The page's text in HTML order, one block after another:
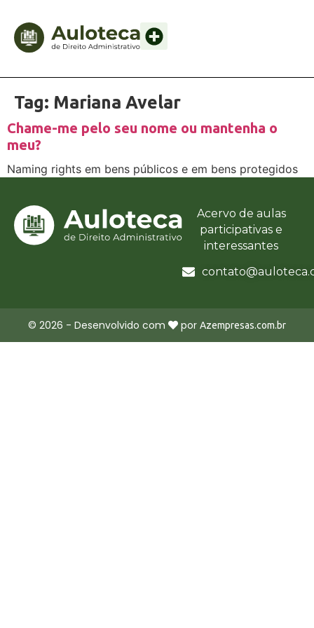
Tag: Mariana Avelar
Chame-me pelo seu nome ou mantenha o
meu?
Naming rights em bens públicos e em bens protegidos
Acervo de aulas
participativas e
interessantes
© 2026 - Desenvolvido com por Azempresas.com.br